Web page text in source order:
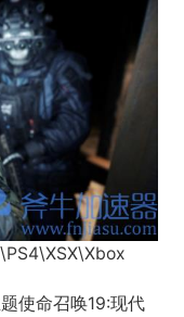
使命召唤19:现代